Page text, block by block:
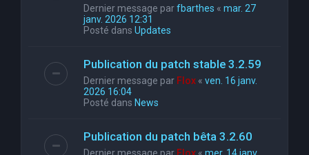
Dernier message parfbarthes « mar. 27
janv. 2026 12:31
Posté dans Updates
Publication du patch stable 3.2.59
Dernier message par Flox « ven. 16 janv.
2026 16:04
Posté dans News
Publication du patch bêta 3.2.60